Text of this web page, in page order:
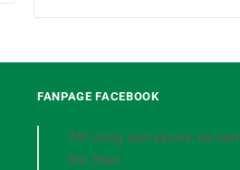
FANPAGE FACEBOOK
Thi cong san epoxy va san
the thao